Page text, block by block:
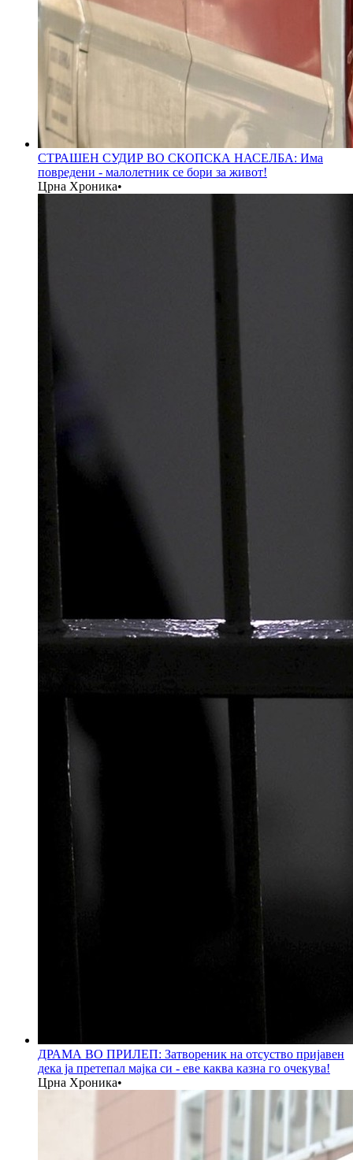
СТРАШЕН СУДИР ВО СКОПСКА НАСЕЛБА: Има
повредени - малолетник се бори за живот!
Црна Хроника•
ДРАМА ВО ПРИЛЕП: Затвореник на отсуство пријавен
дека ја претепал мајка си - еве каква казна го очекува!
Црна Хроника•